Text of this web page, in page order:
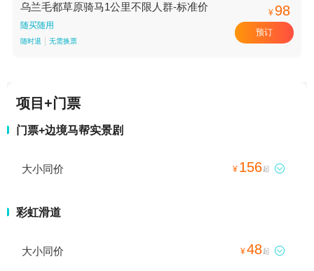
乌兰毛都草原骑马1公里不限人群-标准价
随买随用
随时退 无需换票
¥ 98
预订
项目+门票
门票+边境马帮实景剧
大小同价 ¥ 156起 
彩虹滑道
大小同价 ¥48起 